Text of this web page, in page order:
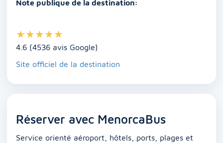
Note publique de la destination:
★★★★★
4.6 (4536 avis Google)
Site officiel de la destination
Réserver avec MenorcaBus
Service orienté aéroport, hôtels, ports, plages et